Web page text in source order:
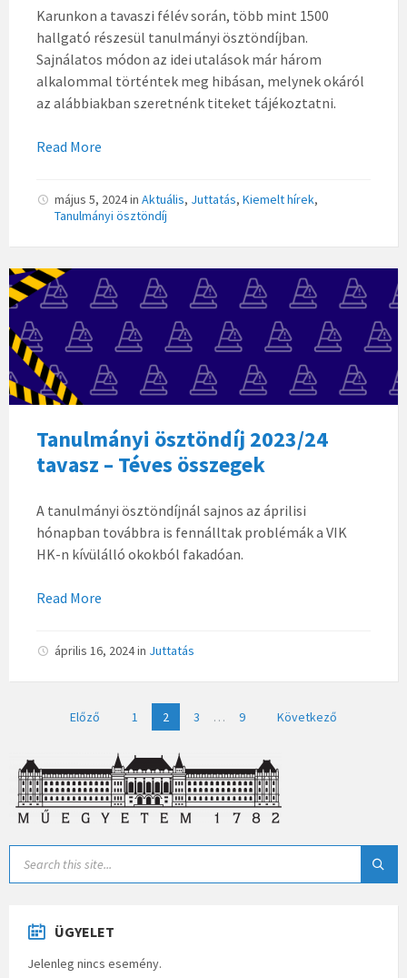
Karunkon a tavaszi félév során, több mint 1500
hallgató részesül tanulmányi ösztöndíjban.
Sajnálatos módon az idei utalások már három
alkalommal történtek meg hibásan, melynek okáról
az alábbiakban szeretnénk titeket tájékoztatni.
Read More
május 5, 2024in Aktuális, Juttatás, Kiemelt hírek,
Tanulmányi ösztöndíj
Tanulmányi ösztöndíj 2023/24
tavasz – Téves összegek
A tanulmányi ösztöndíjnál sajnos az áprilisi
hónapban továbbra is fennálltak problémák a VIK
HK-n kívülálló okokból fakadóan.
Read More
április 16, 2024in Juttatás
Bejegyzések
Előző 1 2 3 … 9 Következő
ÜGYELET
Jelenleg nincs esemény.